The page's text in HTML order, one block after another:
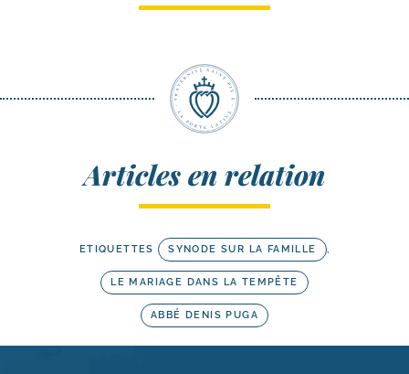
Articles en relation
ETIQUETTES SYNODE SUR LA FAMILLE ,
LE MARIAGE DANS LA TEMPÊTE
ABBÉ DENIS PUGA